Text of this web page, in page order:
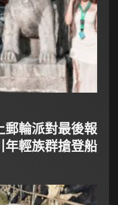
郵輪派對最後報
年輕族群搶登船